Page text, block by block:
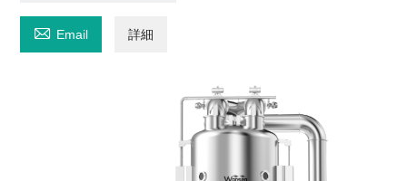
 Email 詳細